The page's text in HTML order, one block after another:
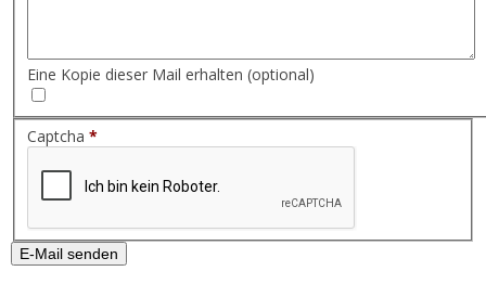
Eine Kopie dieser Mail erhalten (optional)
Captcha *
E-Mail senden